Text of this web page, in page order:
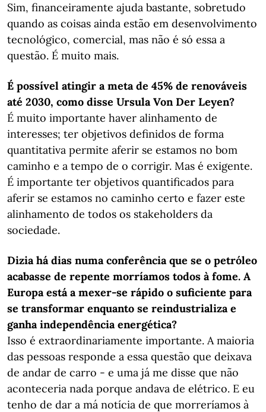
Sim, financeiramente ajuda bastante, sobretudo
quando as coisas ainda estão em desenvolvimento
tecnológico, comercial, mas não é só essa a
questão. É muito mais.
É possível atingir a meta de 45% de renováveis
até 2030, como disse Ursula Von Der Leyen?
É muito importante haver alinhamento de
interesses; ter objetivos definidos de forma
quantitativa permite aferir se estamos no bom
caminho e a tempo de o corrigir. Mas é exigente.
É importante ter objetivos quantificados para
aferir se estamos no caminho certo e fazer este
alinhamento de todos os stakeholders da
sociedade.
Dizia há dias numa conferência que se o petróleo
acabasse de repente morríamos todos à fome. A
Europa está a mexer-se rápido o suficiente para
se transformar enquanto se reindustrializa e
ganha independência energética?
Isso é extraordinariamente importante. A maioria
das pessoas responde a essa questão que deixava
de andar de carro - e uma já me disse que não
aconteceria nada porque andava de elétrico. E eu
tenho de dar a má notícia de que morreríamos à